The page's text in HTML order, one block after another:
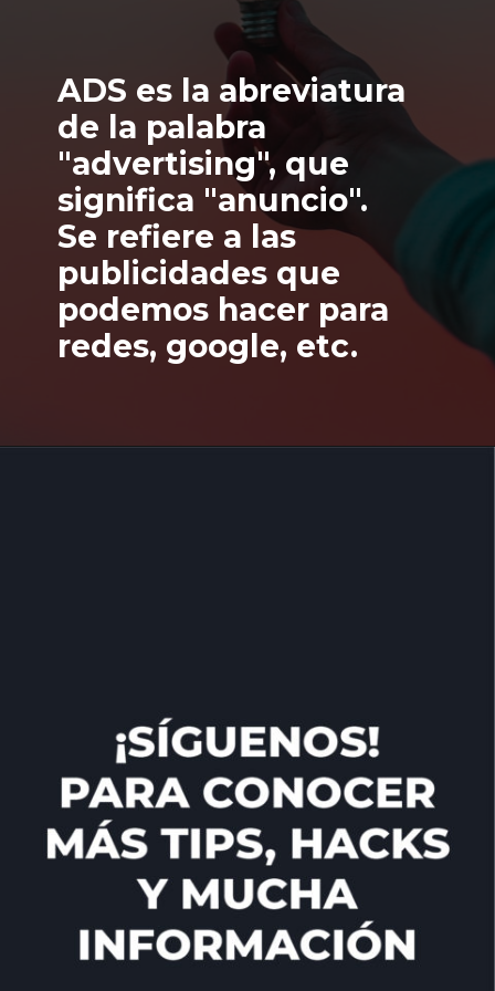
ADS es la abreviatura
de la palabra
"advertising", que
significa "anuncio".
Se refiere a las
publicidades que
podemos hacer para
redes, google, etc.